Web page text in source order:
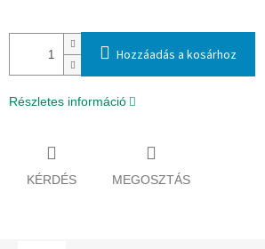
Hozzáadás a kosárhoz
Részletes információ
KÉRDÉS MEGOSZTÁS